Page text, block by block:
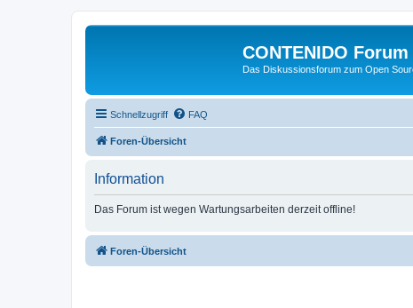
CONTENIDO Forum
Das Diskussionsforum zum Open
Schnellzugriff FAQ
Foren-Übersicht
Information
Das Forum ist wegen Wartungsarbeiten derzeit offline!
Foren-Übersicht